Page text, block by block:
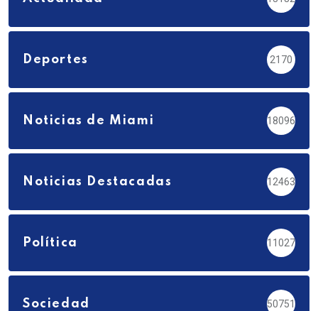
Deportes 2170
Noticias de Miami 18096
Noticias Destacadas 12463
Política 11027
Sociedad 50751